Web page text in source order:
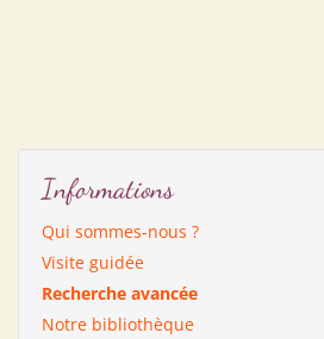
Informations
Qui sommes-nous ?
Visite guidée
Recherche avancée
Notre bibliothèque